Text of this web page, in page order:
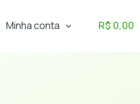
Minha conta R$ 0,00